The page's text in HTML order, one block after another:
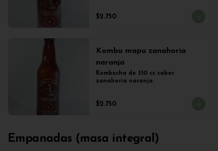
$2.750
Kombu mapu zanahoria
naranja
Kombucha de 330 cc sabor
zanahoria naranja.
$2.750
Empanadas (masa integral)